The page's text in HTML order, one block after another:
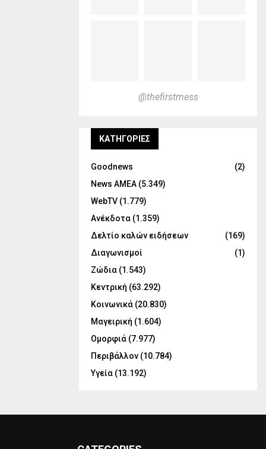
@thefirstmess
KΑΤΗΓΟΡΊΕΣ
Goodnews
(2)
News ΑΜΕΑ (5.349)
WebTV (1.779)
Ανέκδοτα (1.359)
Δελτίο καλών ειδήσεων
(169)
Διαγωνισμοί
(1)
Ζώδια (1.543)
Κεντρική (63.292)
Κοινωνικά (20.830)
Μαγειρική (1.604)
Ομορφιά (7.977)
Περιβάλλον (10.784)
Υγεία (13.192)